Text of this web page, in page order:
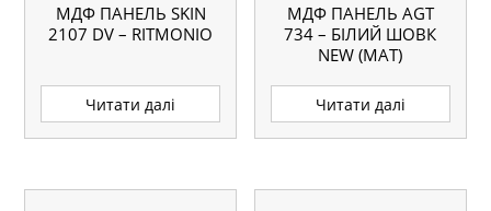
МДФ ПАНЕЛЬ SKIN
2107 DV – RITMONIO
Читати далі
МДФ ПАНЕЛЬ AGT
734 – БІЛИЙ ШОВК
NEW (МАТ)
Читати далі